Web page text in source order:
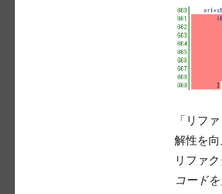
「リフ
解性を
リファ
コード